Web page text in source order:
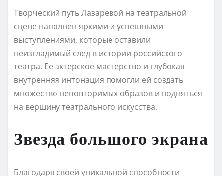
Творческий путь Лазаревой на театральной
сцене наполнен яркими и успешными
выступлениями, которые оставили
неизгладимый след в истории российского
театра. Ее актерское мастерство и глубокая
внутренняя интонация помогли ей создать
множество неповторимых образов и подняться
на вершину театрального искусства.
Звезда большого экрана
Благодаря своей уникальной способности